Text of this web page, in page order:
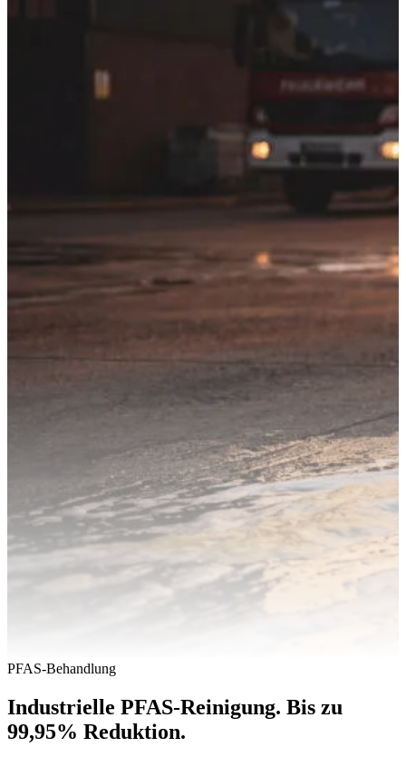
PFAS-Behandlung
Industrielle PFAS-Reinigung. Bis zu
99,95% Reduktion.